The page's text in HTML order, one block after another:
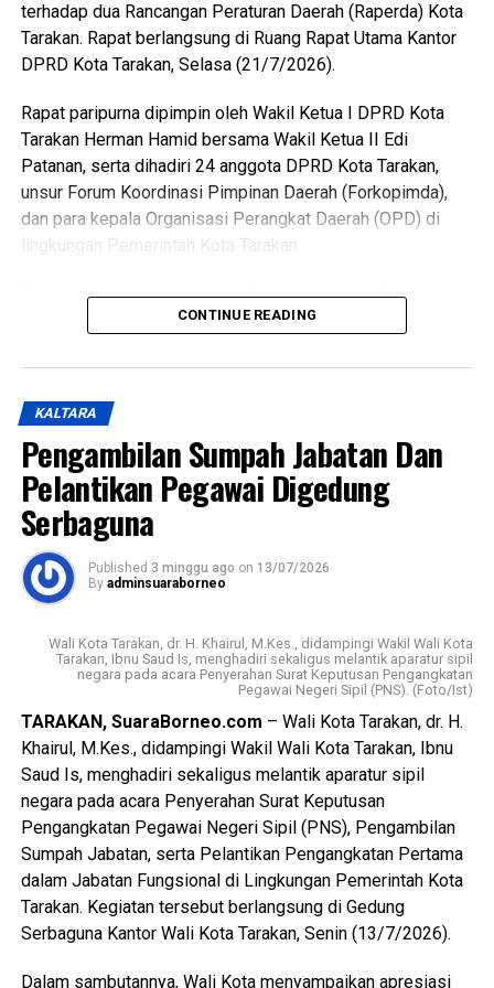
publik di Kota Tarakan dapat diselesaikan secara optimal.
(Adv/Mandu)
Bagikan ke
WhatsApp 0 Facebook 0
Messenger 0
terhadap dua Rancangan Peraturan Daerah (Raperda) Kota
Tarakan. Rapat berlangsung di Ruang Rapat Utama Kantor
DPRD Kota Tarakan, Selasa (21/7/2026).
Rapat paripurna dipimpin oleh Wakil Ketua I DPRD Kota
Tarakan Herman Hamid bersama Wakil Ketua II Edi
Patanan, serta dihadiri 24 anggota DPRD Kota Tarakan,
unsur Forum Koordinasi Pimpinan Daerah (Forkopimda),
dan para kepala Organisasi Perangkat Daerah (OPD) di
lingkungan Pemerintah Kota Tarakan.
Dalam kesempatan tersebut, Pemerintah Kota Tarakan
menyampaikan persetujuan terhadap Rancangan Peraturan
Peraturan Daerah. Raperda tersebut dinilai telah melalui
seluruh tahapan pembahasan bersama DPRD, mulai dari
penyampaian pandangan, saran, hingga proses
harmonisasi dan fasilitasi sesuai ketentuan peraturan
perundang-undangan. Regulasi ini juga dinilai selaras
dengan visi dan misi Pemerintah Kota Tarakan dalam
mewujudkan kota yang cerdas, berdaya saing, dan
sejahtera, khususnya melalui penguatan sektor
kepemudaan, seni budaya, dan olahraga.
Pemerintah Kota Tarakan menegaskan bahwa Perda
Kepemudaan diharapkan menjadi landasan untuk
meningkatkan kualitas dan kapasitas pemuda, mendorong
kreativitas, inovasi, kewirausahaan, serta memperkuat
peran organisasi kepemudaan dan partisipasi generasi
muda dalam pembangunan daerah. Wali Kota juga
menekankan pentingnya implementasi yang konsisten,
terukur, dan berkelanjutan melalui sinergi antara
pemerintah, DPRD, organisasi kepemudaan, dunia
pendidikan, dunia usaha, dan seluruh pemangku
kepentingan guna mewujudkan pemuda Tarakan yang
berkarakter, mandiri, inovatif, dan berdaya saing.
CONTINUE READING
KALTARA
Pengambilan Sumpah Jabatan Dan
Pelantikan Pegawai Digedung
Serbaguna
Published 3 minggu ago on 13/07/2026
By adminsuaraborneo
Wali Kota Tarakan, dr. H. Khairul, M.Kes., didampingi Wakil Wali Kota
Tarakan, Ibnu Saud Is, menghadiri sekaligus melantik aparatur sipil
negara pada acara Penyerahan Surat Keputusan Pengangkatan
Pegawai Negeri Sipil (PNS). (Foto/Ist)
TARAKAN, SuaraBorneo.com – Wali Kota Tarakan, dr. H.
Khairul, M.Kes., didampingi Wakil Wali Kota Tarakan, Ibnu
Saud Is, menghadiri sekaligus melantik aparatur sipil
negara pada acara Penyerahan Surat Keputusan
Pengangkatan Pegawai Negeri Sipil (PNS), Pengambilan
Sumpah Jabatan, serta Pelantikan Pengangkatan Pertama
dalam Jabatan Fungsional di Lingkungan Pemerintah Kota
Tarakan. Kegiatan tersebut berlangsung di Gedung
Serbaguna Kantor Wali Kota Tarakan, Senin (13/7/2026).
Dalam sambutannya, Wali Kota menyampaikan apresiasi